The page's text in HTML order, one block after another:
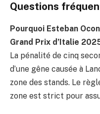
Questions
Pourquoi Esteban
Grand Prix d’Italie
La pénalité de cinq
d’une gêne causée à
zone des stands. Le
zone est strict pour